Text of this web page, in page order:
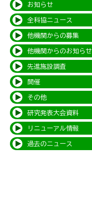
お知らせ
全科協ニュース
他機関からの募集
他機関からのお知らせ
先進施設調査
開催
その他
研究発表大会資料
リニューアル情報
過去のニュース